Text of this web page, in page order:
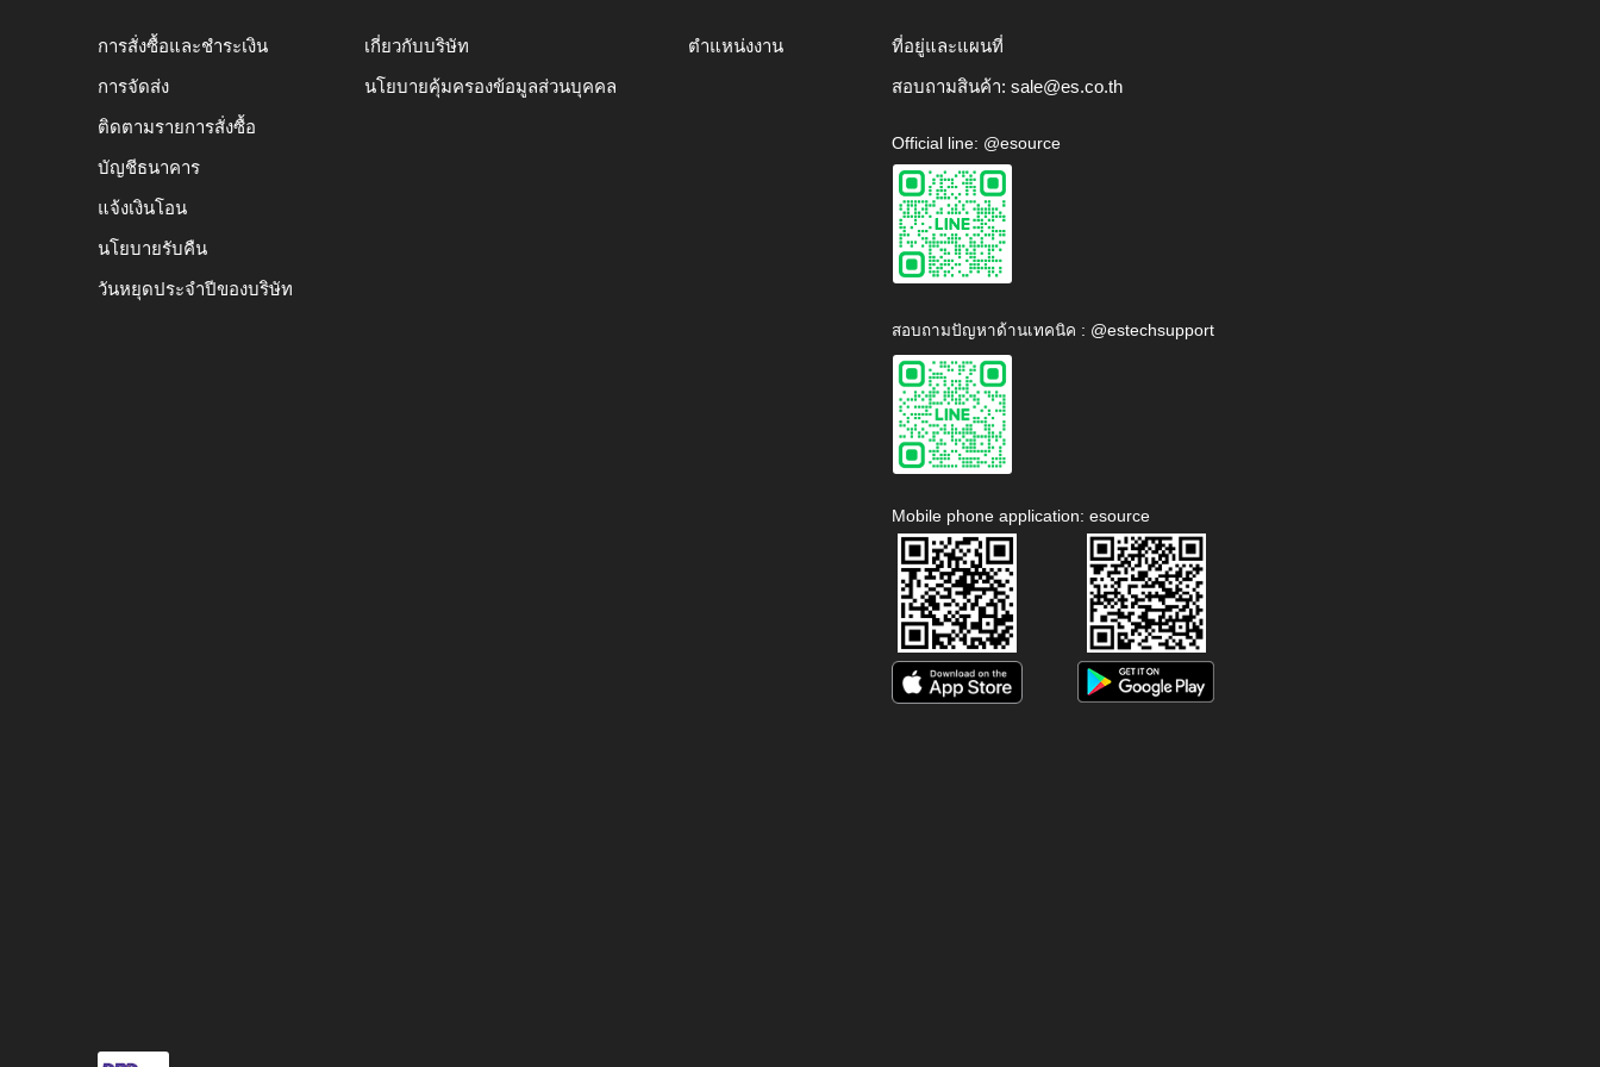
การสั่งซื้อและชำระเงิน
การจัดส่ง
ติดตามรายการสั่งซื้อ
บัญชีธนาคาร
แจ้งเงินโอน
นโยบายรับคืน
วันหยุดประจำปีของบริษัท
เกี่ยวกับบริษัท
นโยบายคุ้มครองข้อมูลส่วนบุคคล
ตำแหน่งงาน
ที่อยู่และแผนที่
สอบถามสินค้า: sale@es.co.th
Official line: @esource
สอบถามปัญหาด้านเทคนิค : @estechsupport
Mobile phone application: esource